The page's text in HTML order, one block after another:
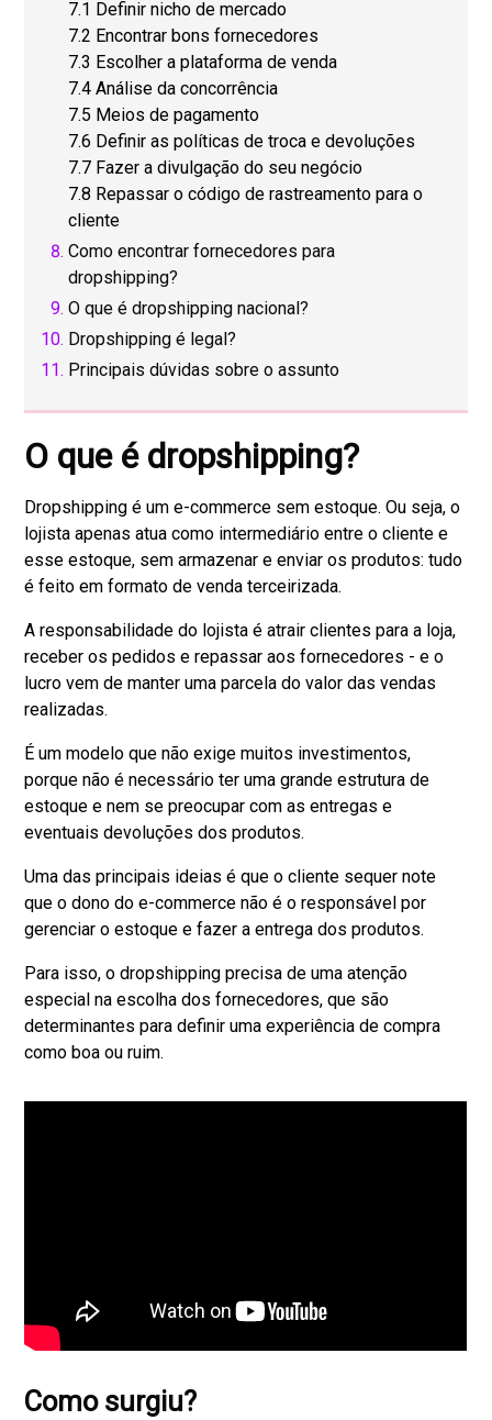
7.1 Definir nicho de mercado
7.2 Encontrar bons fornecedores
7.3 Escolher a plataforma de venda
7.4 Análise da concorrência
7.5 Meios de pagamento
7.6 Definir as políticas de troca e devoluções
7.7 Fazer a divulgação do seu negócio
7.8 Repassar o código de rastreamento para o
cliente
Como encontrar fornecedores para
dropshipping?
O que é dropshipping nacional?
Dropshipping é legal?
Principais dúvidas sobre o assunto
O que é dropshipping?
Dropshipping é um e-commerce sem estoque. Ou seja, o
lojista apenas atua como intermediário entre o cliente e
esse estoque, sem armazenar e enviar os produtos: tudo
é feito em formato de venda terceirizada.
A responsabilidade do lojista é atrair clientes para a loja,
receber os pedidos e repassar aos fornecedores - e o
lucro vem de manter uma parcela do valor das vendas
realizadas.
É um modelo que não exige muitos investimentos,
porque não é necessário ter uma grande estrutura de
estoque e nem se preocupar com as entregas e
eventuais devoluções dos produtos.
Uma das principais ideias é que o cliente sequer note
que o dono do e-commerce não é o responsável por
gerenciar o estoque e fazer a entrega dos produtos.
Para isso, o dropshipping precisa de uma atenção
especial na escolha dos fornecedores, que são
determinantes para definir uma experiência de compra
como boa ou ruim.
Como surgiu?